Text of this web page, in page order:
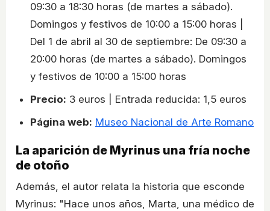
09:30 a 18:30 horas (de martes a sábado).
Domingos y festivos de 10:00 a 15:00 horas |
Del 1 de abril al 30 de septiembre: De 09:30 a
20:00 horas (de martes a sábado). Domingos
y festivos de 10:00 a 15:00 horas
Precio: 3 euros | Entrada reducida: 1,5 euros
Página web: Museo Nacional de Arte Romano
La aparición de Myrinus una fría noche
de otoño
Además, el autor relata la historia que esconde
Myrinus: "Hace unos años, Marta, una médico de